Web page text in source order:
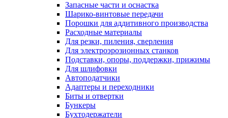
Запасные части и оснастка
Шарико-винтовые передачи
Порошки для аддитивного производства
Расходные материалы
Для резки, пиления, сверления
Для электроэрозионных станков
Подставки, опоры, поддержки, прижимы
Для шлифовки
Автоподатчики
Адаптеры и переходники
Биты и отвертки
Бункеры
Бухтодержатели